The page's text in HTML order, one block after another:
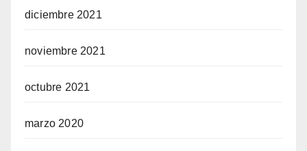
diciembre 2021
noviembre 2021
octubre 2021
marzo 2020